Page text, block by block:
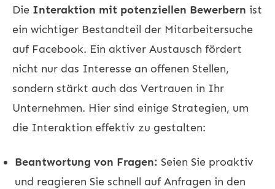
Die Interaktion mit potenziellen Bewerbern ist
ein wichtiger Bestandteil der Mitarbeitersuche
auf Facebook. Ein aktiver Austausch fördert
nicht nur das Interesse an offenen Stellen,
sondern stärkt auch das Vertrauen in Ihr
Unternehmen. Hier sind einige Strategien, um
die Interaktion effektiv zu gestalten:
Beantwortung von Fragen: Seien Sie proaktiv
und reagieren Sie schnell auf Anfragen in den